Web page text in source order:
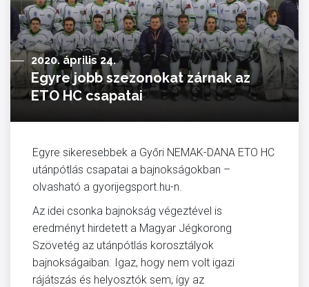
2020. április 24.
Egyre jobb szezonokat zárnak az
ETO HC csapatai
Egyre sikeresebbek a Győri NEMAK-DANA ETO HC
utánpótlás csapatai a bajnokságokban –
olvasható a gyorijegsport.hu-n.
Az idei csonka bajnokság végeztével is
eredményt hirdetett a Magyar Jégkorong
Szövetég az utánpótlás korosztályok
bajnokságaiban. Igaz, hogy nem volt igazi
rájátszás és helyosztók sem, így az